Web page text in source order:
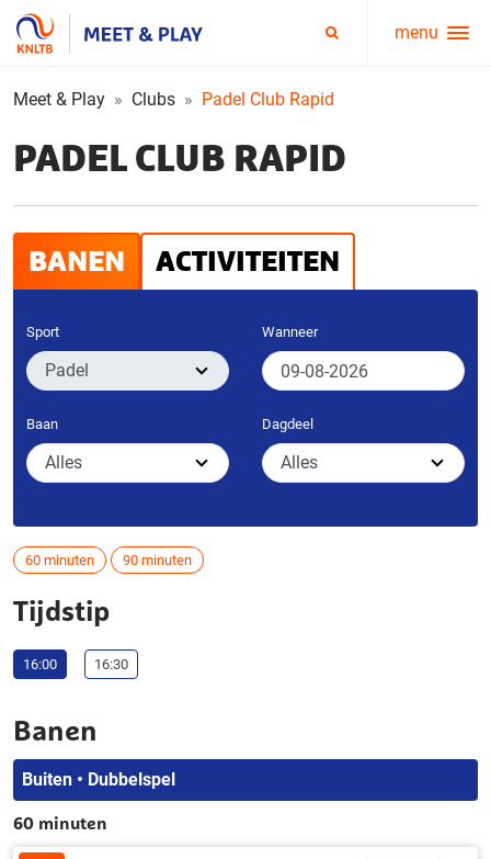
Service
menu
menu
Meet & Play Clubs Padel Club Rapid
PADEL CLUB RAPID
BANEN ACTIVITEITEN
Sport Wanneer
Baan Dagdeel
60 minuten 90 minuten
Tijdstip
16:00 16:30
Banen
Buiten • Dubbelspel
60 minuten